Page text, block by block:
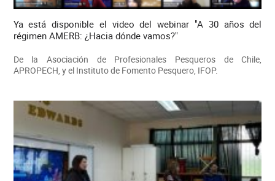
Ya está disponible el video del webinar "A 30 años del
régimen AMERB: ¿Hacia dónde vamos?"
De la Asociación de Profesionales Pesqueros de Chile,
APROPECH, y el Instituto de Fomento Pesquero, IFOP.